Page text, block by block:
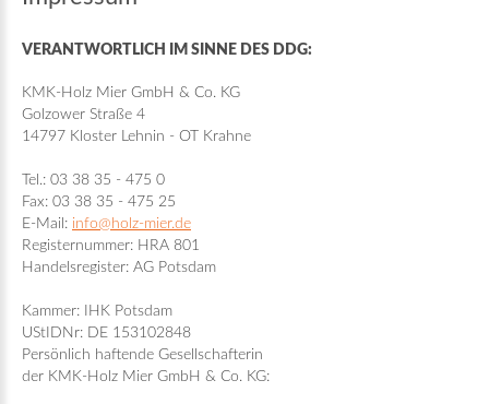
VERANTWORTLICH IM SINNE DES DDG:
KMK-Holz Mier GmbH & Co. KG
Golzower Straße 4
14797 Kloster Lehnin - OT Krahne
Tel.: 03 38 35 - 475 0
Fax: 03 38 35 - 475 25
E-Mail: info@holz-mier.de
Registernummer: HRA 801
Handelsregister: AG Potsdam
Kammer: IHK Potsdam
UStIDNr: DE 153102848
Persönlich haftende Gesellschafterin
der KMK-Holz Mier GmbH & Co. KG: